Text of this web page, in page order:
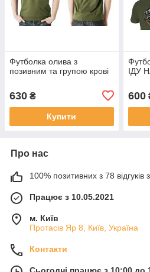
Футболка олива з
позивним та групою крові
630 ₴
Купити
ІДУ
600
Про нас
100% позитивних з 78 відгуків
Працює з 10.05.2021
м. Київ
Протасів Яр 8, Київ, Україна
Контакти